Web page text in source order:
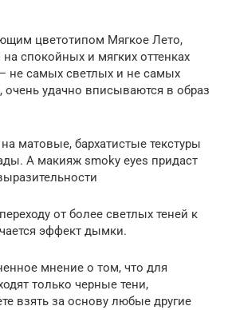
цветотипом Мягкое Лето,
на спокойных и мягких оттенках
не самых светлых и не самых
очень удачно вписываются в образ
матовые, бархатистые текстуры
А макияж smoky eyes придаст
от более светлых теней к
эффект дымки.
мнение о том, что для
только черные тени,
взять за основу любые другие